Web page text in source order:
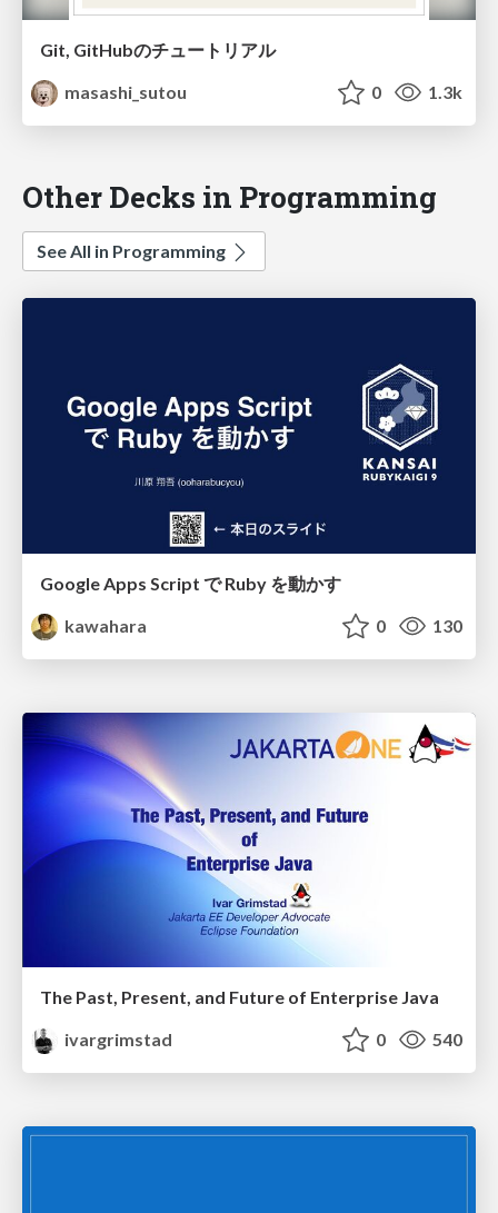
Git, GitHubのチュートリアル
masashi_sutou
0 1.3k
Other Decks in Programming
See All in Programming
Google Apps Script で Ruby を動かす
kawahara
0 130
The Past, Present, and Future of Enterprise Java
ivargrimstad
0 540